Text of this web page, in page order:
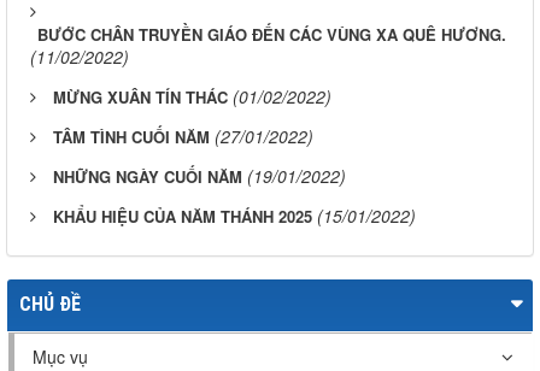
BƯỚC CHÂN TRUYỀN GIÁO ĐẾN CÁC VÙNG XA QUÊ HƯƠNG.
(11/02/2022)
MỪNG XUÂN TÍN THÁC (01/02/2022)
TÂM TÌNH CUỐI NĂM (27/01/2022)
NHỮNG NGÀY CUỐI NĂM (19/01/2022)
KHẨU HIỆU CỦA NĂM THÁNH 2025 (15/01/2022)
CHỦ ĐỀ
Mục vụ